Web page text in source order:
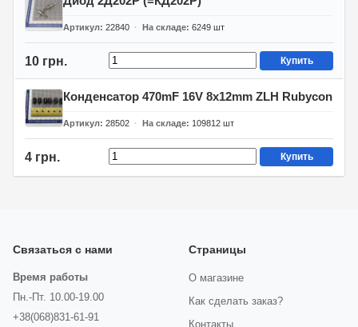
Артикул 22840 На складе 6249 шт
10 грн. Купить
Конденсатор 470mF 16V 8x12mm ZLH Rubycon
Артикул 28502 На складе 109812 шт
4 грн. Купить
Связаться с нами
Время работы
Пн.-Пт. 10.00-19.00
+38(068)831-61-91
Страницы
О магазине
Как сделать заказ?
Контакты